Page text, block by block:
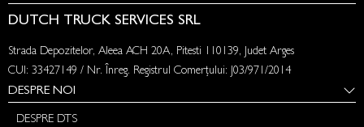
DUTCH TRUCK SERVICES SRL
Strada Depozitelor, Aleea ACH 20A, Pitesti 110139, Judet Arges
CUI: 33427149 / Nr. Înreg. Registrul Comerțului: J03/971/2014
DESPRE NOI
DESPRE DTS